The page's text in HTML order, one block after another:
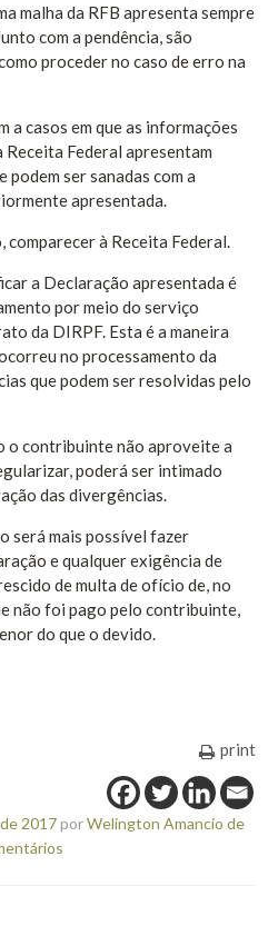
malha da RFB apresenta sempre
com a pendência, são
proceder no caso de erro na
a casos em que as informações
Federal apresentam
ser sanadas com a
apresentada.
à Receita Federal.
a Declaração apresentada é
por meio do serviço
da DIRPF. Esta é a maneira
no processamento da
que podem ser resolvidas pelo
o contribuinte não aproveite a
poderá ser intimado
das divergências.
será mais possível fazer
e qualquer exigência de
de multa de ofício de, no
não foi pago pelo contribuinte,
do que o devido.
print
2017porWelington Amancio de